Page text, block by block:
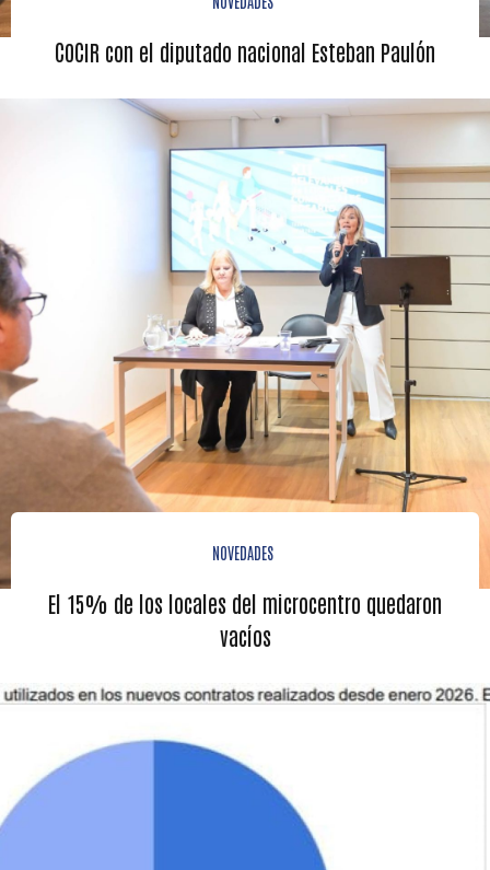
COCIR con el diputado nacional Esteban Paulón
NOVEDADES
El 15% de los locales del microcentro quedaron
vacíos